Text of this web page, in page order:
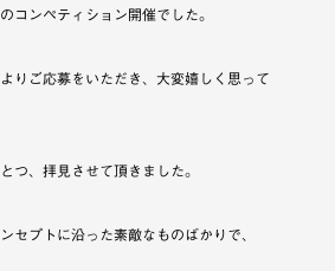
コンペティション開催でした。
りご応募をいただき、大変嬉しく思って
つ、拝見させて頂きました。
セプトに沿った素敵なものばかりで、